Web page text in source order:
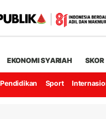
EKONOMI SYARIAH SKOR
Pendidikan Sport